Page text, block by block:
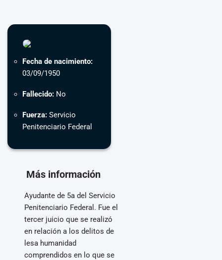
Fecha de nacimiento:
03/09/1950
Fallecido: No
Fuerza: Servicio
Penitenciario Federal
Más información
Ayudante de 5a del Servicio
Penitenciario Federal. Fue el
tercer juicio que se realizó
en relación a los delitos de
lesa humanidad
comprendidos en lo que se